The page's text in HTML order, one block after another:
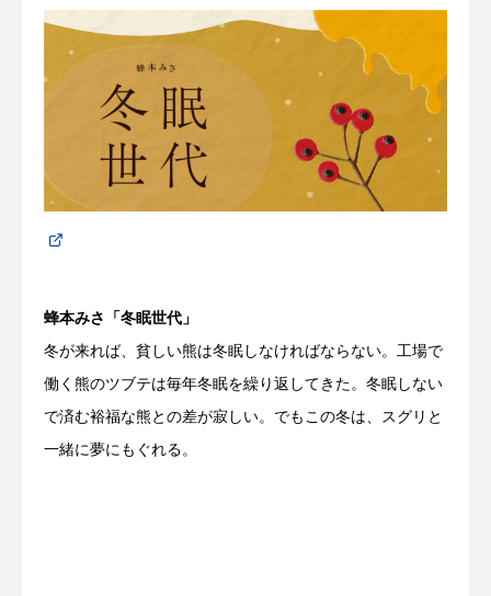
蜂本みさ「冬眠世代」
冬が来れば、貧しい熊は冬眠しなければならない。工場で
働く熊のツブテは毎年冬眠を繰り返してきた。冬眠しない
で済む裕福な熊との差が寂しい。でもこの冬は、スグリと
一緒に夢にもぐれる。